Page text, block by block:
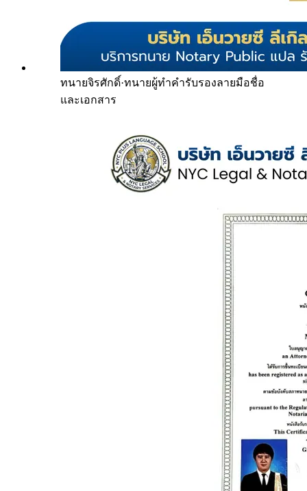
ทนายจิรศักดิ์·ทนายผู้ทำคำรับรองลายมือชื่อ
และเอกสาร